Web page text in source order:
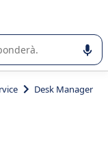
di un
Desk Manager